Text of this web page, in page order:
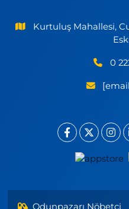
Kurtuluş Mahallesi,
0
Odunpazarı Nöbetçi